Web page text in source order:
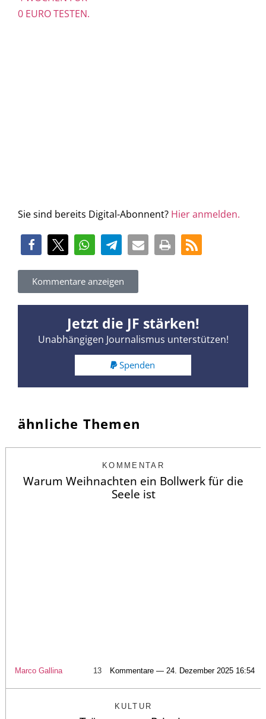
0 EURO TESTEN.
Sie sind bereits Digital-Abonnent? Hier anmelden.
Kommentare anzeigen
Jetzt die JF stärken!
Unabhängigen Journalismus unterstützen!
Spenden
ähnliche Themen
KOMMENTAR
Warum Weihnachten ein Bollwerk für die
Seele ist
Marco Gallina 13 Kommentare — 24. Dezember 2025 16:54
KULTUR